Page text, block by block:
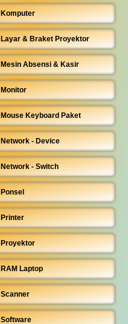
Komputer
Layar & Braket Proyektor
Mesin Absensi & Kasir
Monitor
Mouse Keyboard Paket
Network - Device
Network - Switch
Ponsel
Printer
Proyektor
RAM Laptop
Scanner
Software